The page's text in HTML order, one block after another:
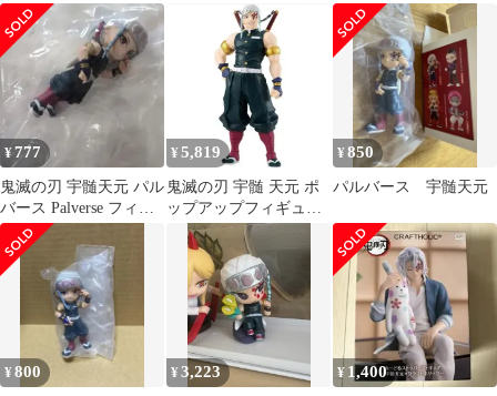
PARADE 冨岡義勇
ーどるストッパーフィ
ギュア-宇髄天元×クラ
フトホリック-
¥777
鬼滅の刃 宇髄天元 パル
バース Palverse フィギ
ュア
¥ 5,819
鬼滅の刃 宇髄 天元 ポ
ップアップフィギュア
開封のみ
¥850
パルバース 宇髄天元
¥800 ¥3,223 ¥ 1,400